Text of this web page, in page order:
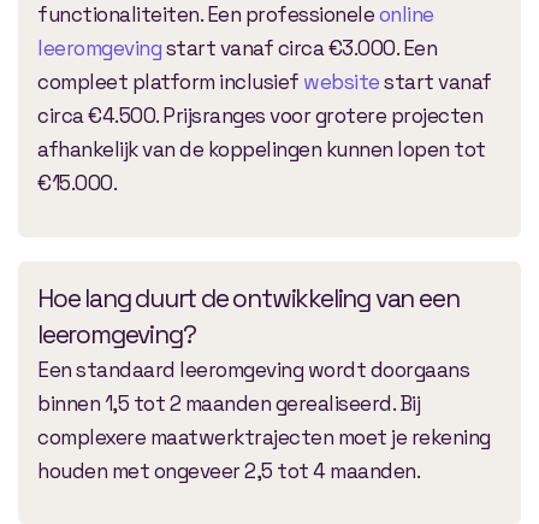
functionaliteiten. Een professioneleonline
leeromgevingstart vanaf circa €3.000. Een
compleet platform inclusief websitestart vanaf
circa €4.500. Prijsranges voor grotere projecten
afhankelijk van de koppelingen kunnen lopen tot
€15.000.
Hoe lang duurt de ontwikkeling van een
leeromgeving?
Een standaard leeromgeving wordt doorgaans
binnen 1,5 tot 2 maanden gerealiseerd. Bij
complexere maatwerktrajecten moet je rekening
houden met ongeveer 2,5 tot 4 maanden.